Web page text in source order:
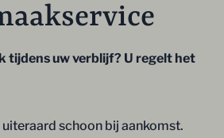
tijdens uw verblijf? U regelt het
schoon bij aankomst.